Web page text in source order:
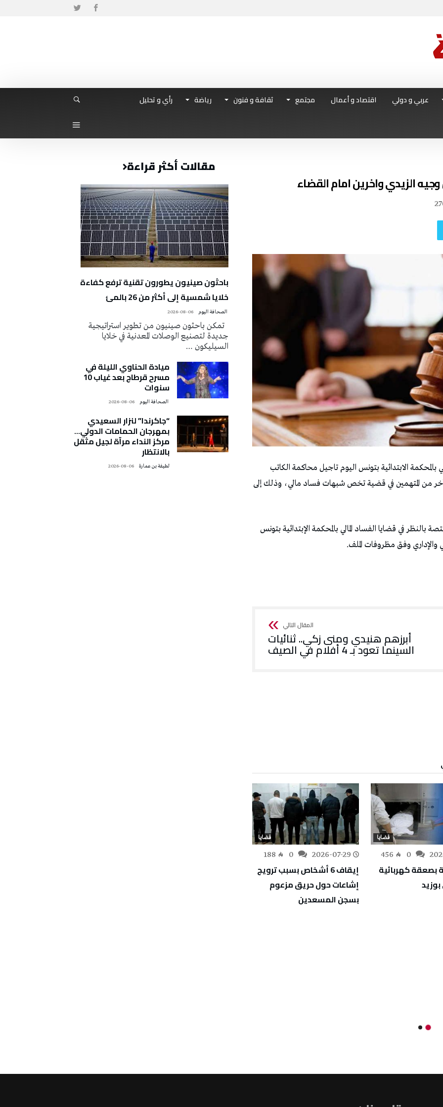
عربي و دولي اقتصاد و أعمال مجتمع ثقافة و فنون رياضة
رأي و تحليل
الزيدي واخرين امام القضاء
بالمحكمة الابتدائية بتونس اليوم تاجيل محاكمة الكاتب
من المتهمين في قضية تخص شبهات فساد مالي، وذلك إلى
بالنظر في قضايا الفساد المالي بالمحكمة الإبتدائية بتونس
والإداري وفق مظروفات الملف.
أبرزهم هنيدي ومنى زكي.. ثنائيات
السينما تعود بـ 4 أفلام في الصيف
قضايا
456
بصعقة كهربائية
قضايا
2026-07-29
188
إيقاف 6 أشخاص بسبب ترويج
إشاعات حول حريق مزعوم
بسجن المسعدين
مقالات أكثر قراءة
باحثون صينيون يطورون تقنية ترفع كفاءة
خلايا شمسية إلى أكثر من 26 بالمئ
2026-08-06
تمكن باحثون صينيون من تطوير استراتيجية
جديدة لتصنيع الوصلات المعدنية في خلايا
السيليكون …
ميادة الحناوي الليلة في
مسرح قرطاج بعد غياب 10
سنوات
2026-08-06
“جاكرندا” لنزار السعيدي
بمهرجان الحمامات الدولي…
مركز النداء مرآة لجيل مثقل
بالانتظار
لطيفة بن عمارة 2026-08-06